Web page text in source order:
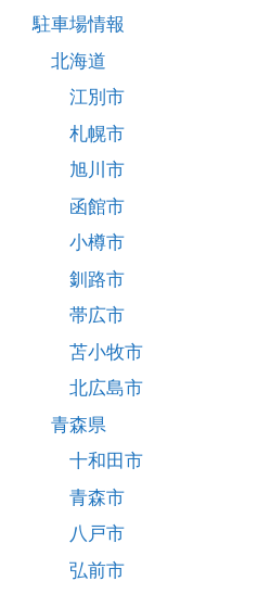
駐車場情報
北海道
江別市
札幌市
旭川市
函館市
小樽市
釧路市
帯広市
苫小牧市
北広島市
青森県
十和田市
青森市
八戸市
弘前市